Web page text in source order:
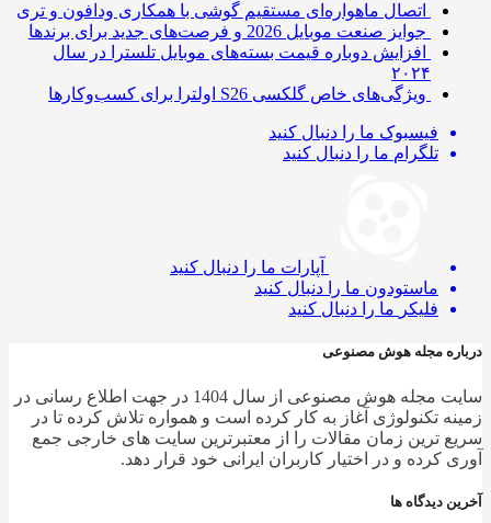
اتصال ماهواره‌ای مستقیم گوشی‌ با همکاری ودافون و تری
جوایز صنعت موبایل 2026 و فرصت‌های جدید برای برندها
افزایش دوباره قیمت بسته‌های موبایل تلسترا در سال
۲۰۲۴
ویژگی‌های خاص گلکسی S26 اولترا برای کسب‌وکارها
فیسبوک ما را دنبال کنید
تلگرام ما را دنبال کنید
آپارات ما را دنبال کنید
ماستودون ما را دنبال کنید
فلیکر ما را دنبال کنید
درباره مجله هوش مصنوعی
سایت مجله هوش مصنوعی از سال 1404 در جهت اطلاع رسانی در
زمینه تکنولوژی آغاز به کار کرده است و همواره تلاش کرده تا در
سریع ترین زمان مقالات را از معتبرترین سایت های خارجی جمع
آوری کرده و در اختیار کاربران ایرانی خود قرار دهد.
آخرین دیدگاه ها